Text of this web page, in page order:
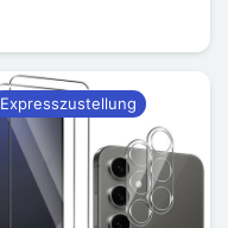
Expresszustellung